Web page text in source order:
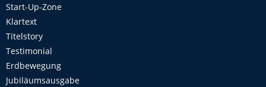
Start-Up-Zone
Klartext
Titelstory
Testimonial
Erdbewegung
Jubiläumsausgabe